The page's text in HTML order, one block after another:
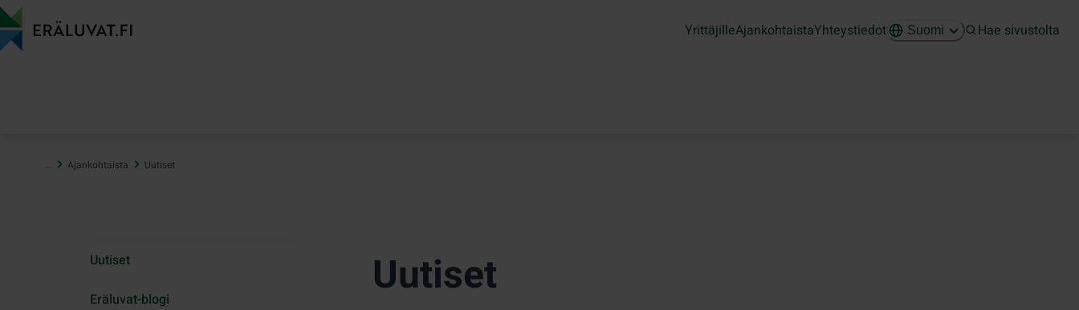
Hyppää
sisältöön
YrittäjilleAjankohtaistaYhteystiedot Suomi Hae sivustolta
… Ajankohtaista Uutiset
Uutiset
Eräluvat-blogi Uutiset